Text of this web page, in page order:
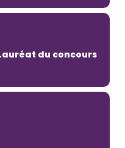
du concours